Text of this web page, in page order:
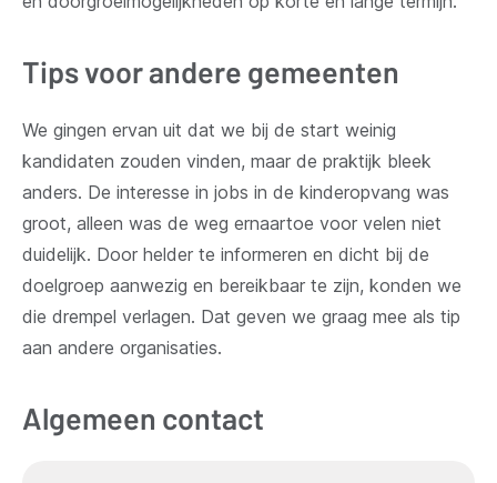
Tips voor andere gemeenten
We gingen ervan uit dat we bij de start weinig
kandidaten zouden vinden, maar de praktijk bleek
anders. De interesse in jobs in de kinderopvang was
groot, alleen was de weg ernaartoe voor velen niet
duidelijk. Door helder te informeren en dicht bij de
doelgroep aanwezig en bereikbaar te zijn, konden we
die drempel verlagen. Dat geven we graag mee als tip
aan andere organisaties.
Algemeen contact